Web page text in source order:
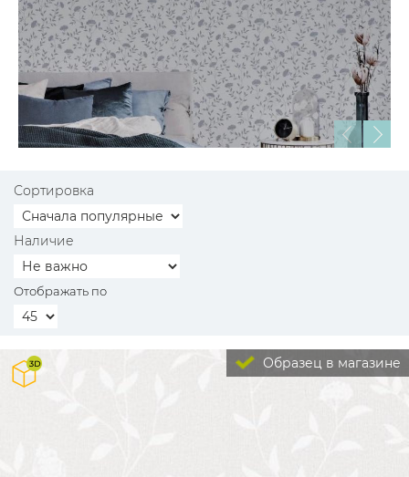
Сортировка
Наличие
Отображать по
Образец в магазине